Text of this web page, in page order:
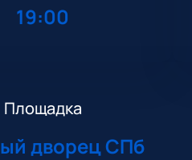
19:00
Площадка
дворец СПб